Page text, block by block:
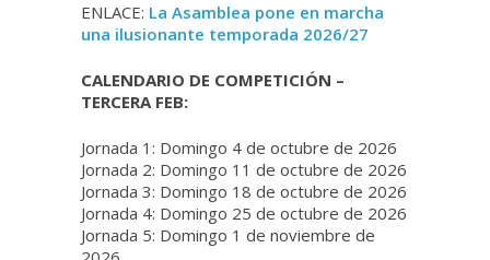
ENLACE: La Asamblea pone en marcha
una ilusionante temporada 2026/27
CALENDARIO DE COMPETICIÓN –
TERCERA FEB:
Jornada 1: Domingo 4 de octubre de 2026
Jornada 2: Domingo 11 de octubre de 2026
Jornada 3: Domingo 18 de octubre de 2026
Jornada 4: Domingo 25 de octubre de 2026
Jornada 5: Domingo 1 de noviembre de